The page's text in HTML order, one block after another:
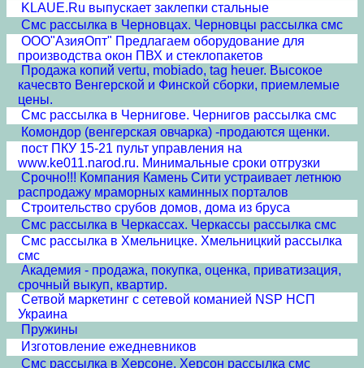
KLAUE.Ru выпускает заклепки стальные
Смс рассылка в Черновцах. Черновцы рассылка смс
ООО"АзияОпт" Предлагаем оборудование для
производства окон ПВХ и стеклопакетов
Продажа копий vertu, mobiado, tag heuer. Высокое
качесвто Венгерской и Финской сборки, приемлемые
цены.
Смс рассылка в Чернигове. Чернигов рассылка смс
Комондор (венгерская овчарка) -продаются щенки.
пост ПКУ 15-21 пульт управления на
www.ke011.narod.ru. Минимальные сроки отгрузки
Срочно!!! Компания Камень Сити устраивает летнюю
распродажу мраморных каминных порталов
Строительство срубов домов, дома из бруса
Смс рассылка в Черкассах. Черкассы рассылка смс
Смс рассылка в Хмельницке. Хмельницкий рассылка
смс
Академия - продажа, покупка, оценка, приватизация,
срочный выкуп, квартир.
Сетвой маркетинг с сетевой команией NSP НСП
Украина
Пружины
Изготовление ежедневников
Смс рассылка в Херсоне. Херсон рассылка смс